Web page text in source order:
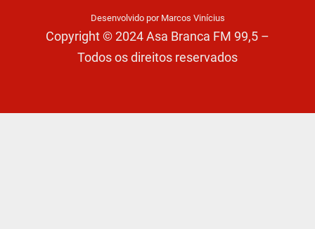
Desenvolvido por Marcos Vinícius
Copyright © 2024 Asa Branca FM 99,5 –
Todos os direitos reservados